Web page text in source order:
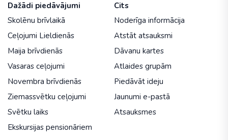
Dažādi piedāvājumi
Skolēnu brīvlaikā
Ceļojumi Lieldienās
Maija brīvdienās
Vasaras ceļojumi
Novembra brīvdienās
Ziemassvētku ceļojumi
Svētku laiks
Ekskursijas pensionāriem
Cits
Noderīga informācija
Atstāt atsauksmi
Dāvanu kartes
Atlaides grupām
Piedāvāt ideju
Jaunumi e-pastā
Atsauksmes